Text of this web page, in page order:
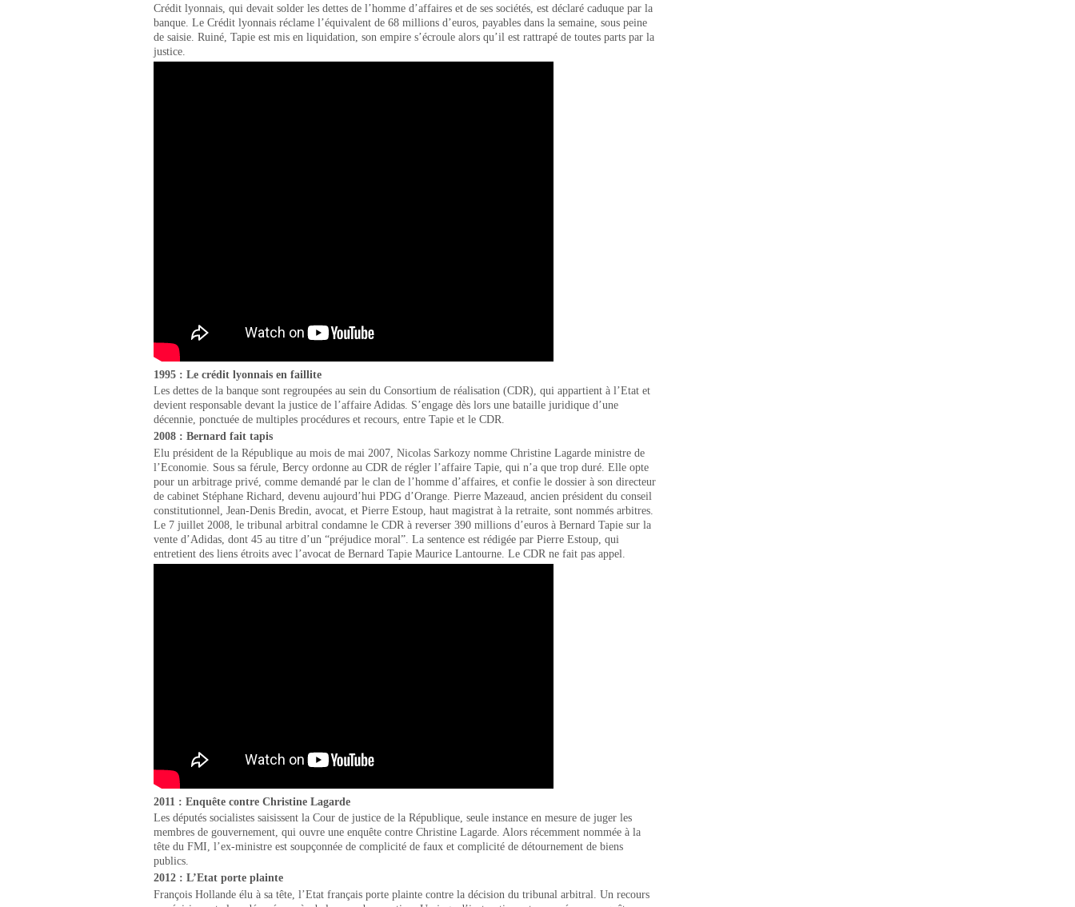
Crédit lyonnais, qui devait solder les dettes de l’homme d’affaires et de ses sociétés, est déclaré caduque par la
banque. Le Crédit lyonnais réclame l’équivalent de 68 millions d’euros, payables dans la semaine, sous peine
de saisie. Ruiné, Tapie est mis en liquidation, son empire s’écroule alors qu’il est rattrapé de toutes parts par la
justice.
1995 : Le crédit lyonnais en faillite
Les dettes de la banque sont regroupées au sein du Consortium de réalisation (CDR), qui appartient à l’Etat et
devient responsable devant la justice de l’affaire Adidas. S’engage dès lors une bataille juridique d’une
décennie, ponctuée de multiples procédures et recours, entre Tapie et le CDR.
2008 : Bernard fait tapis
Elu président de la République au mois de mai 2007, Nicolas Sarkozy nomme Christine Lagarde ministre de
l’Economie. Sous sa férule, Bercy ordonne au CDR de régler l’affaire Tapie, qui n’a que trop duré. Elle opte
pour un arbitrage privé, comme demandé par le clan de l’homme d’affaires, et confie le dossier à son directeur
de cabinet Stéphane Richard, devenu aujourd’hui PDG d’Orange. Pierre Mazeaud, ancien président du conseil
constitutionnel, Jean-Denis Bredin, avocat, et Pierre Estoup, haut magistrat à la retraite, sont nommés arbitres.
Le 7 juillet 2008, le tribunal arbitral condamne le CDR à reverser 390 millions d’euros à Bernard Tapie sur la
vente d’Adidas, dont 45 au titre d’un “préjudice moral”. La sentence est rédigée par Pierre Estoup, qui
entretient des liens étroits avec l’avocat de Bernard Tapie Maurice Lantourne. Le CDR ne fait pas appel.
2011 : Enquête contre Christine Lagarde
Les députés socialistes saisissent la Cour de justice de la République, seule instance en mesure de juger les
membres de gouvernement, qui ouvre une enquête contre Christine Lagarde. Alors récemment nommée à la
tête du FMI, l’ex-ministre est soupçonnée de complicité de faux et complicité de détournement de biens
publics.
2012 : L’Etat porte plainte
François Hollande élu à sa tête, l’Etat français porte plainte contre la décision du tribunal arbitral. Un recours